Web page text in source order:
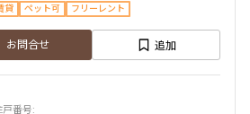
貸 ペット可 フリーレント
お問合せ 追加